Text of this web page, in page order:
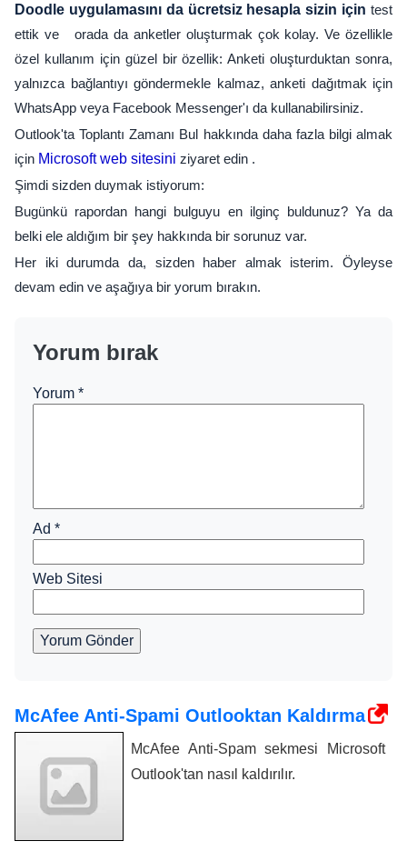
Doodle uygulamasını da ücretsiz hesapla sizin için test
ettik ve orada da anketler oluşturmak çok kolay. Ve özellikle
özel kullanım için güzel bir özellik: Anketi oluşturduktan sonra,
yalnızca bağlantıyı göndermekle kalmaz, anketi dağıtmak için
WhatsApp veya Facebook Messenger'ı da kullanabilirsiniz.
Outlook'ta Toplantı Zamanı Bul hakkında daha fazla bilgi almak
için Microsoft web sitesini ziyaret edin .
Şimdi sizden duymak istiyorum:
Bugünkü rapordan hangi bulguyu en ilginç buldunuz? Ya da
belki ele aldığım bir şey hakkında bir sorunuz var.
Her iki durumda da, sizden haber almak isterim. Öyleyse
devam edin ve aşağıya bir yorum bırakın.
Yorum bırak
Yorum *
Ad *
Web Sitesi
Yorum Gönder
McAfee Anti-Spami Outlooktan Kaldırma
McAfee Anti-Spam sekmesi Microsoft
Outlook'tan nasıl kaldırılır.